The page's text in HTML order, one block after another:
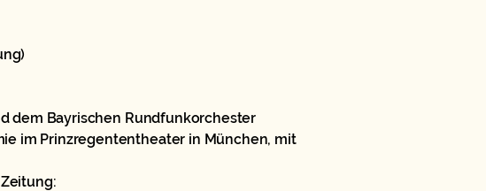
dem Bayrischen Rundfunkorchester
im Prinzregententheater in München, mit